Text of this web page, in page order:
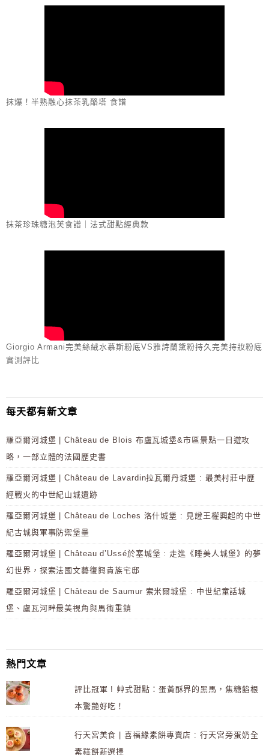
抹爆！半熟融心抹茶乳酪塔 食譜
抹茶珍珠糖泡芙食譜｜法式甜點經典款
Giorgio Armani完美絲絨水慕斯粉底VS雅詩蘭黛粉持久完美持妝粉底
實測評比
每天都有新文章
羅亞爾河城堡 | Château de Blois 布盧瓦城堡&市區景點一日遊攻
略，一部立體的法國歷史書
羅亞爾河城堡 | Château de Lavardin拉瓦爾丹城堡 : 最美村莊中歷
經戰火的中世紀山城遺跡
羅亞爾河城堡 | Château de Loches 洛什城堡 : 見證王權興起的中世
紀古城與軍事防禦堡壘
羅亞爾河城堡 | Château d’Ussé於塞城堡 : 走進《睡美人城堡》的夢
幻世界，探索法國文藝復興貴族宅邸
羅亞爾河城堡 | Château de Saumur 索米爾城堡 : 中世紀童話城
堡、盧瓦河畔最美視角與馬術重鎮
熱門文章
評比冠軍 ! 艸式甜點：蛋黃酥界的黑馬，焦糖餡根
本驚艷好吃！
行天宮美食 | 喜福緣素餅專賣店 : 行天宮旁蛋奶全
素糕餅新選擇